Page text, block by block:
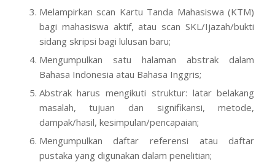
Melampirkan scan Kartu Tanda Mahasiswa (KTM)
bagi mahasiswa aktif, atau scan SKL/Ijazah/bukti
sidang skripsi bagi lulusan baru;
Mengumpulkan satu halaman abstrak dalam
Bahasa Indonesia atau Bahasa Inggris;
Abstrak harus mengikuti struktur: latar belakang
masalah, tujuan dan signifikansi, metode,
dampak/hasil, kesimpulan/pencapaian;
Mengumpulkan daftar referensi atau daftar
pustaka yang digunakan dalam penelitian;